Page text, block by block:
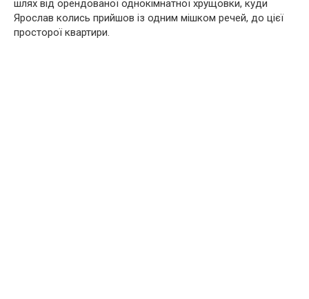
шлях від орендованої однокімнатної хрущовки, куди
Ярослав колись прийшов із одним мішком речей, до цієї
просторої квартири.